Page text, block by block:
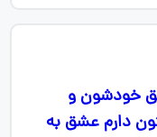
خودشون و
دارم عشق به